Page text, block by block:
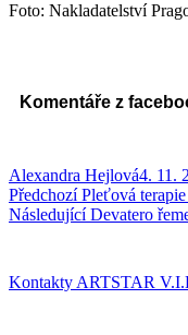
Foto: Nakladatelství
Komentáře z
Autor:
Alexandra Hejlová4. 11.
Navigace
pro
Předchozí Předchozí
příspěvek:
Pleťová
Následující Následující
Devatero
Kontakty ARTSTAR